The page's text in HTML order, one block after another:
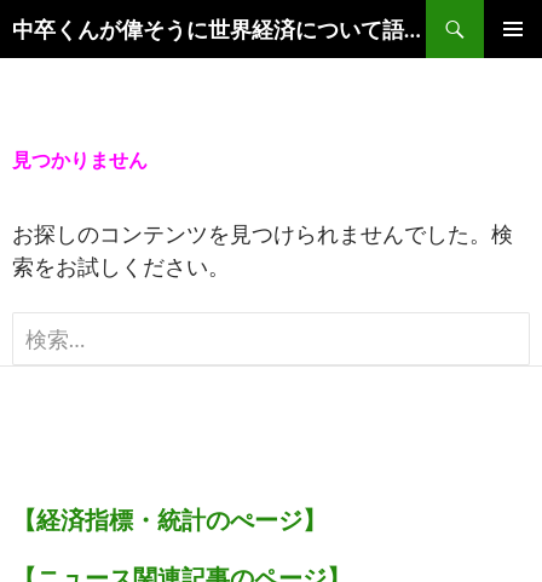
ツ
へ
キ
ッ
プ
中卒くんが偉そうに世界経済について語るブログ
検
索
見つかりません
お探しのコンテンツを見つけられませんでした。検
索をお試しください。
検
索:
【経済指標・統計のぺージ】